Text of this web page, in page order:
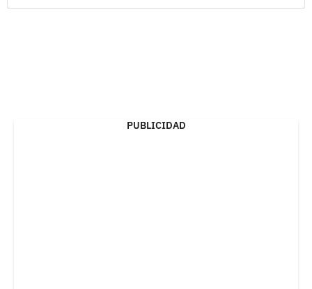
PUBLICIDAD